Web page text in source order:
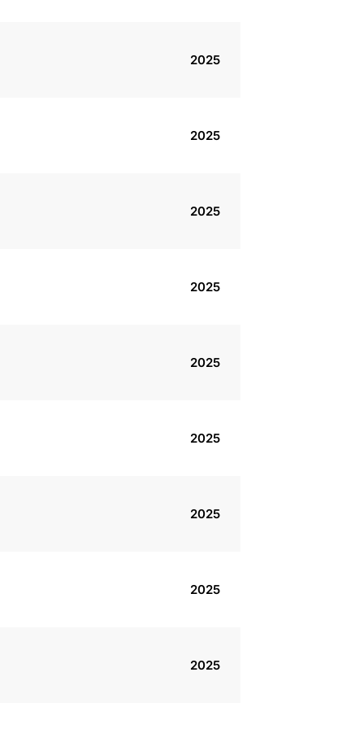
2025
2025
2025
2025
2025
2025
2025
2025
2025